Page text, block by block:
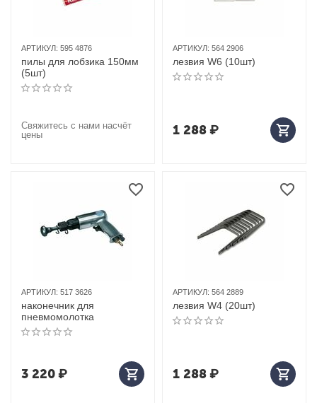
АРТИКУЛ: 595 4876
пилы для лобзика 150мм
(5шт)
Свяжитесь с нами насчёт
цены
АРТИКУЛ: 564 2906
лезвия W6 (10шт)
1 288₽
АРТИКУЛ: 517 3626
наконечник для
пневмомолотка
3 220₽
АРТИКУЛ: 564 2889
лезвия W4 (20шт)
1 288₽